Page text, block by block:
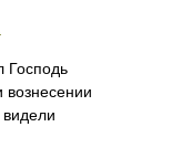
Господь